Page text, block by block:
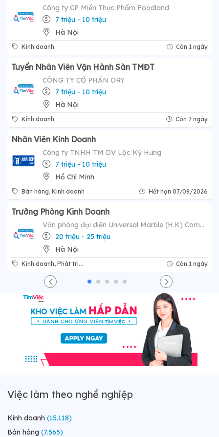
Công ty CP Miền Thực Phẩm Foodland
7 triệu - 10 triệu
Hà Nội
Kinh doanh Còn 1 ngày
Tuyển Nhân Viên Vận Hành Sàn TMĐT
CÔNG TY CỔ PHẦN ORY
7 triệu - 10 triệu
Hà Nội
Kinh doanh Còn 7 ngày
Nhân Viên Kinh Doanh
Công ty TNHH TM DV Lộc Kỳ Hưng
7 triệu - 10 triệu
Hồ Chí Minh
Bán hàng, Kinh doanh Hết hạn 07/08/2026
Trưởng Phòng Kinh Doanh
Văn phòng đại diện Universal Marble (H.K) Company Limited
20 triệu - 25 triệu
Hà Nội
Kinh doanh, Phát tri... Còn 1 ngày
Next
Việc làm theo nghề nghiệp
Kinh doanh (15.118)
Bán hàng (7.565)